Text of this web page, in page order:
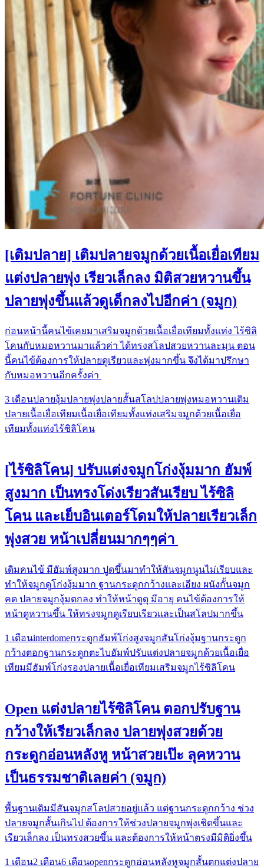
[เติมปลาย] เติมปลายจมูกด้วยเนื้อเยื่อเทียม
แต่งปลายพุ่ง เรียวเล็กลง มิติสวยหวานขึ้น
ปลายพุ่งขึ้นแล้วดูเด็กลงไปอีกค่า (จมูก)
ก่อนหน้านี้คนไข้เคยมาเสริมจมูกด้วยเนื้อเยื่อเทียมทั้งแท่ง ไร้ซิลิ
โคนกับหมอหวานมาแล้วค่า ได้ทรงสโลปสวยหวานละมุน ตอน
นี้คนไข้ต้องการให้ปลายดูเรียวและพุ่งมากขึ้น จึงได้มาปรึกษา
กับหมอหวานอีกครั้งค่า
3 เดือนปลายงุ้มปลายพุ่งปลายสั้นสโลปปลายพุ่งหมอหวานเติม
ปลายเนื้อเยื่อเทียมเนื้อเยื่อเทียมทั้งแท่งเสริมจมูกด้วยเนื้อเยื่อ
เทียมทั้งแท่งไร้ซิลิโคน
[ไร้ซิลิโคน] ปรับแต่งจมูกโก่งงุ้มมาก ฮัมพ์
สูงมาก เป็นทรงโด่งเรียวสันเรียบ ไร้ซิลิ
โคน และเย็บอินเตอร์โดมให้ปลายเรียวเล็ก
พุ่งสวย หน้าเปลี่ยนมากๆๆค่า
เดิมคนไข้ มีฮัมพ์สูงมาก ปูดขึ้นมาทำให้สันจมูกนูนไม่เรียบและ
ทำให้จมูกดูโก่งงุ้มมาก ฐานกระดูกกว้างและเอียง ผนังกั้นจมูก
คด ปลายจมูกงุ้มตกลง ทำให้หน้าดูดุ มีอายุ คนไข้ต้องการให้
หน้าดูหวานขึ้น ให้ทรงจมูกดูเรียบเรียวและเป็นสโลปมากขึ้น
1 เดือนinterdomeกระดูกฮัมพ์โก่งสูงจมูกสันโก่งงุ้มฐานกระดูก
กว้างตอกฐานกระดูกตะไบฮัมพ์ปรับแต่งปลายจมูกด้วยเนื้อเยื่อ
เทียมมีฮัมพ์โก่งรองปลายเนื้อเยื่อเทียมเสริมจมูกไร้ซิลิโคน
Open แต่งปลายไร้ซิลิโคน ตอกปรับฐาน
กว้างให้เรียวเล็กลง ปลายพุ่งสวยด้วย
กระดูกอ่อนหลังหู หน้าสวยเป๊ะ ลุคหวาน
เป็นธรรมชาติเลยค่า (จมูก)
พื้นฐานเดิมมีสันจมูกสโลปสวยอยู่แล้ว แต่ฐานกระดูกกว้าง ช่วง
ปลายจมูกสั้นเกินไป ต้องการให้ช่วงปลายจมูกพุ่งเชิดขึ้นและ
เรียวเล็กลง เป็นทรงสวยขึ้น และต้องการให้หน้าตรงมีมิติยิ่งขึ้น
1 เดือน2 เดือน6 เดือนopenกระดูกอ่อนหลังหูจมูกสั้นตกแต่งปลาย